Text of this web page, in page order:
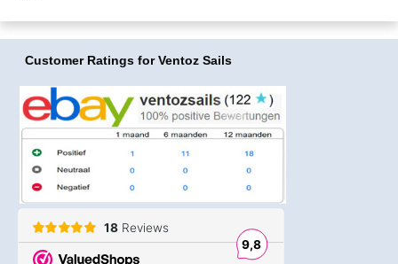
Customer Ratings for Ventoz Sails